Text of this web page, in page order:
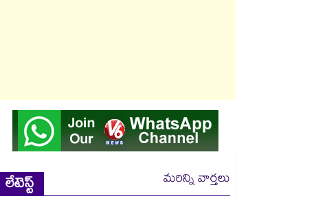
లేటెస్ట్
మరిన్ని వార్తలు